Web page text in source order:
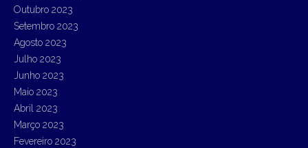
Outubro 2023
Setembro 2023
Agosto 2023
Julho 2023
Junho 2023
Maio 2023
Abril 2023
Março 2023
Fevereiro 2023